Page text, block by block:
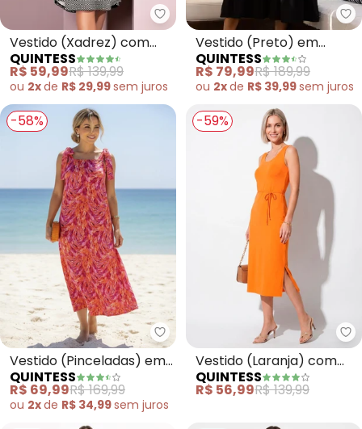
Quintess - Vestido (Xadrez)
Vestido (Xadrez) com
Gola Padre e Bolsos
QUINTESS
R$ 59,99R$ 139,99
ou 2xde R$ 29,99sem juros
Vestido (Preto) em
Viscose Plana
QUINTESS
R$ 79,99R$ 189,99
ou 2xde R$ 39,99sem juros
-58%
Quintess - Vestido
Vestido (Pinceladas) em
Malha Fria
QUINTESS
R$ 69,99R$ 169,99
ou 2xde R$ 34,99sem juros
-59%
Vestido (Laranja) com
Amarração na Cintura
QUINTESS
R$ 56,99R$ 139,99